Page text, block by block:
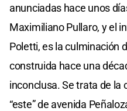
anunciadas hace unos
Maximiliano Pullaro, y el
Poletti, es la culminación
construida hace una
inconclusa. Se trata de la
“este” de avenida